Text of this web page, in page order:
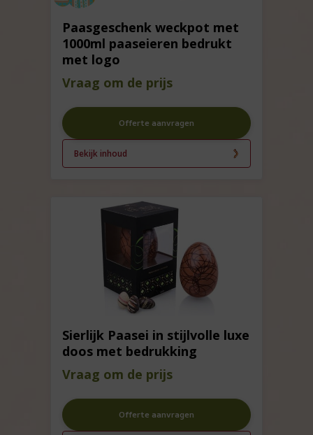
Paasgeschenk weckpot met
1000ml paaseieren bedrukt
met logo
Vraag om de prijs
Offerte aanvragen
Bekijk inhoud
Sierlijk Paasei in stijlvolle luxe
doos met bedrukking
Vraag om de prijs
Offerte aanvragen